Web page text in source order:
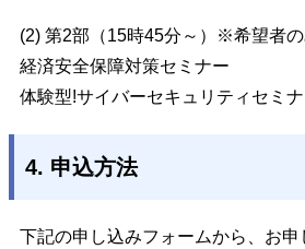
(2) 第2部（15時45分～）※希望者
経済安全保障対策セミナー
体験型!サイバーセキュリティセミ
4. 申込方法
下記の申し込みフォームから、お申